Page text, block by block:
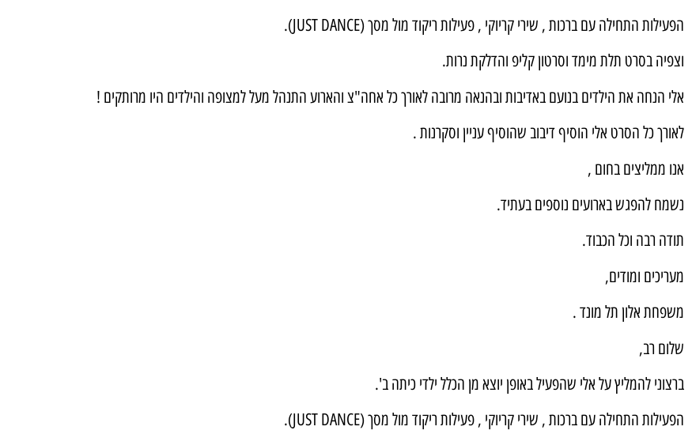
הפעילות התחילה עם ברכות , שירי קריוקי , פעילות ריקוד מול מסך (JUST DANCE).
וצפיה בסרט תלת מימד וסרטון קליפ והדלקת נרות.
אלי הנחה את הילדים בנועם באדיבות ובהנאה מרובה לאורך כל אחה"צ והארוע התנהל מעל למצופה והילדים היו מרותקים !
לאורך כל הסרט אלי הוסיף דיבוב שהוסיף עניין וסקרנות .
אנו ממליצים בחום ,
נשמח להפגש בארועים נוספים בעתיד.
תודה רבה וכל הכבוד.
מעריכים ומודים,
משפחת אלון תל מונד .
שלום רב,
ברצוני להמליץ על אלי שהפעיל באופן יוצא מן הכלל ילדי כיתה ב'.
הפעילות התחילה עם ברכות , שירי קריוקי , פעילות ריקוד מול מסך (JUST DANCE).